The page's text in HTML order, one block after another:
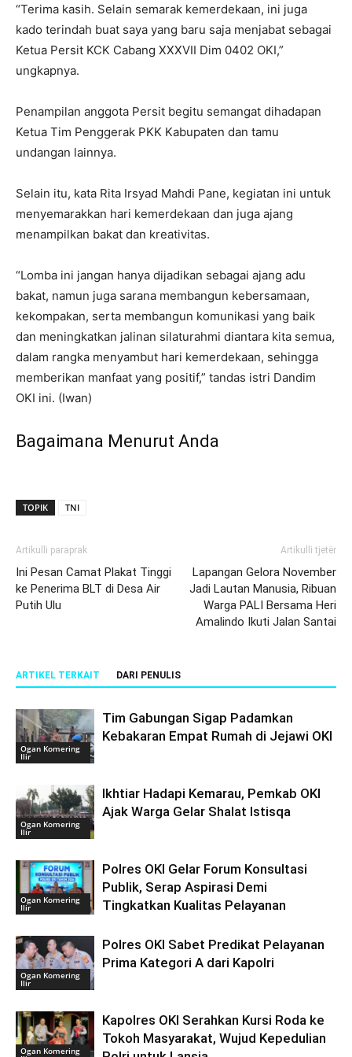
“Terima kasih. Selain semarak kemerdekaan, ini juga
kado terindah buat saya yang baru saja menjabat sebagai
Ketua Persit KCK Cabang XXXVII Dim 0402 OKI,”
ungkapnya.
Penampilan anggota Persit begitu semangat dihadapan
Ketua Tim Penggerak PKK Kabupaten dan tamu
undangan lainnya.
Selain itu, kata Rita Irsyad Mahdi Pane, kegiatan ini untuk
menyemarakkan hari kemerdekaan dan juga ajang
menampilkan bakat dan kreativitas.
“Lomba ini jangan hanya dijadikan sebagai ajang adu
bakat, namun juga sarana membangun kebersamaan,
kekompakan, serta membangun komunikasi yang baik
dan meningkatkan jalinan silaturahmi diantara kita semua,
dalam rangka menyambut hari kemerdekaan, sehingga
memberikan manfaat yang positif,” tandas istri Dandim
OKI ini. (Iwan)
Bagaimana Menurut Anda
TOPIK TNI
Artikulli paraprak
Ini Pesan Camat Plakat Tinggi
ke Penerima BLT di Desa Air
Putih Ulu
Artikulli tjetër
Lapangan Gelora November
Jadi Lautan Manusia, Ribuan
Warga PALI Bersama Heri
Amalindo Ikuti Jalan Santai
ARTIKEL TERKAIT DARI PENULIS
Ogan Komering
Ilir
Tim Gabungan Sigap Padamkan
Kebakaran Empat Rumah di Jejawi OKI
Ogan Komering
Ilir
Ikhtiar Hadapi Kemarau, Pemkab OKI
Ajak Warga Gelar Shalat Istisqa
Ogan Komering
Ilir
Polres OKI Gelar Forum Konsultasi
Publik, Serap Aspirasi Demi
Tingkatkan Kualitas Pelayanan
Ogan Komering
Ilir
Polres OKI Sabet Predikat Pelayanan
Prima Kategori A dari Kapolri
Ogan Komering
Kapolres OKI Serahkan Kursi Roda ke
Tokoh Masyarakat, Wujud Kepedulian